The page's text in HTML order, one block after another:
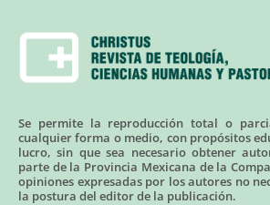
Se permite la reproducción total o
cualquier forma o medio, con propósitos
lucro, sin que sea necesario obtener
parte de la Provincia Mexicana de la
opiniones expresadas por los autores no
la postura del editor de la publicación.